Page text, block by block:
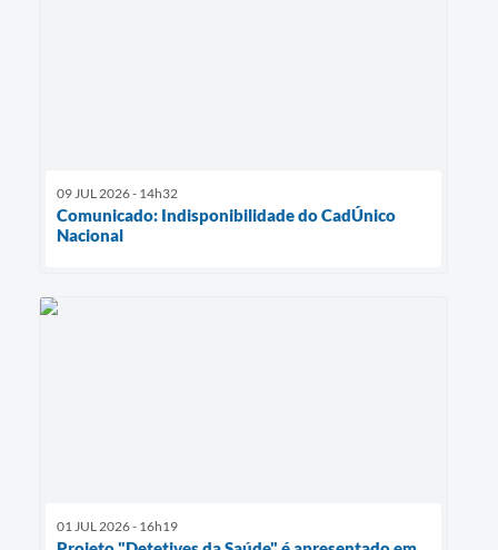
09 JUL 2026 - 14h32
Comunicado: Indisponibilidade do CadÚnico
Nacional
01 JUL 2026 - 16h19